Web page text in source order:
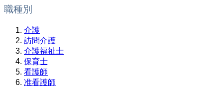
職種別
介護
訪問介護
介護福祉士
保育士
看護師
准看護師